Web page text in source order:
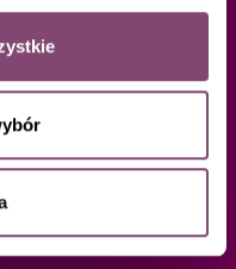
aby
o nowych